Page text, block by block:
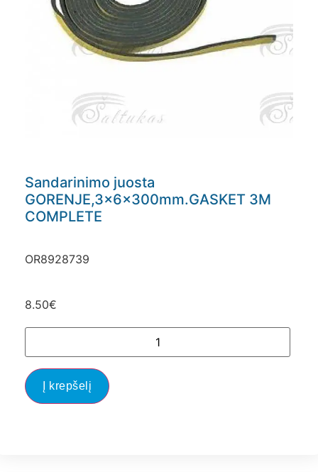
Sandarinimo juosta
GORENJE,3x6x300mm.GASKET 3M
COMPLETE
OR8928739
8.50€
Į krepšelį